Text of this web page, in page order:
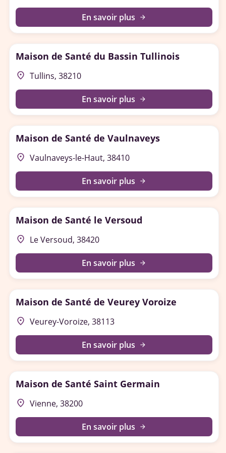
En savoir plus arrow_forward
Maison de Santé du Bassin Tullinois
place Tullins, 38210
En savoir plus arrow_forward
Maison de Santé de Vaulnaveys
place Vaulnaveys-le-Haut, 38410
En savoir plus arrow_forward
Maison de Santé le Versoud
place Le Versoud, 38420
En savoir plus arrow_forward
Maison de Santé de Veurey Voroize
place Veurey-Voroize, 38113
En savoir plus arrow_forward
Maison de Santé Saint Germain
place Vienne, 38200
En savoir plus arrow_forward